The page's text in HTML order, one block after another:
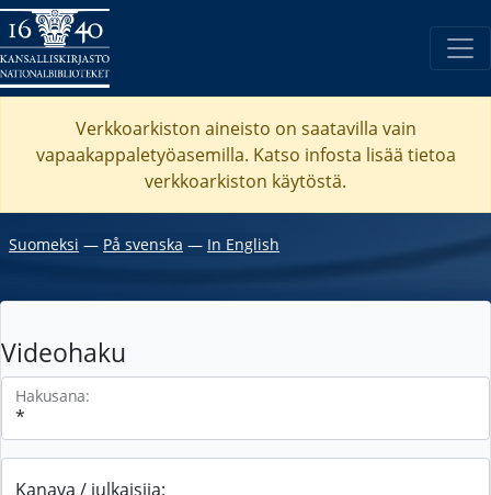
Verkkoarkiston aineisto on saatavilla vain
vapaakappaletyöasemilla. Katso infosta lisää tietoa
verkkoarkiston käytöstä.
Suomeksi ― På svenska ― In English
Videohaku
Hakusana:
Kanava / julkaisija: